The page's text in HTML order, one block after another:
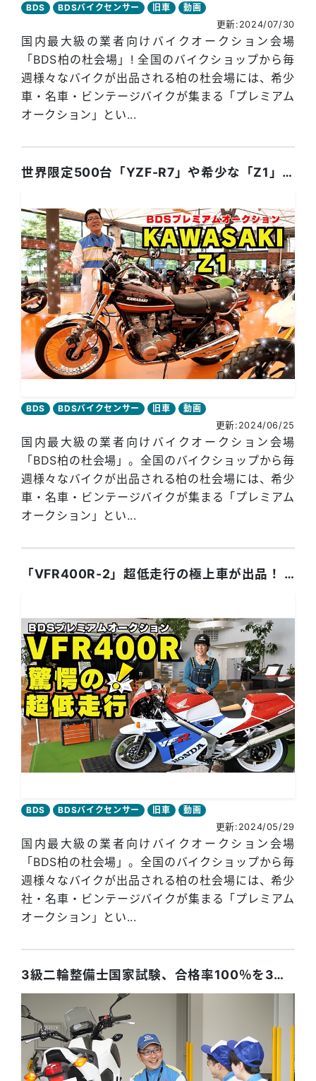
BDS BDSバイクセンサー 旧車
動画
更新:2024/07/30
国内最大級の業者向けバイクオークション会場
「BDS柏の杜会場」! 全国のバイクショップから毎
週様々なバイクが出品される柏の杜会場には、希少
車・名車・ビンテージバイクが集まる「プレミアム
オークション」とい...
BDS BDSバイクセンサー 旧車
動画
更新:2024/06/25
世界限定500台「YZF-R7」や希少な「Z1」が、国内最大級バイクオークション「BDS」に出品！
国内最大級の業者向けバイクオークション会場
「BDS柏の杜会場」。全国のバイクショップから毎
週様々なバイクが出品される柏の杜会場には、希少
車・名車・ビンテージバイクが集まる「プレミアム
オークション」とい...
BDS BDSバイクセンサー 旧車
動画
更新:2024/05/29
「VFR400R-2」超低走行の極上車が出品！ 国内最大級バイクオークション「BDS」出品車両をご紹介！
国内最大級の業者向けバイクオークション会場
「BDS柏の杜会場」。全国のバイクショップから毎
週様々なバイクが出品される柏の杜会場には、希少
社・名車・ビンテージバイクが集まる「プレミアム
オークション」とい...
3級二輪整備士国家試験、合格率100％を3年連続で達成！